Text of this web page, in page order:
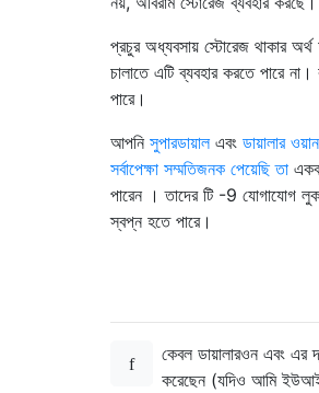
প্রচুর অধ্যবসায় স্টোরেজ থাকার
চালাতে এটি ব্যবহার করতে পারে
পারে।
আপনি সুপারডায়ালএবং ডায়ালার ওয়ান
সর্বাপেক্ষা সম্মতিজনক পেয়েছি তা
পারেন । তাদের টি -9 যোগাযোগ
স্বপ্ন হতে পারে।
কেবল ডায়ালারওন এবং এর
করেছেন (যদিও আমি